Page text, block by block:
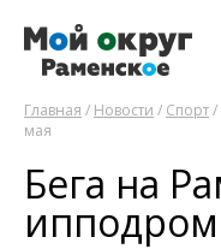
Главная / Новости / Спорт/
мая
Бега на